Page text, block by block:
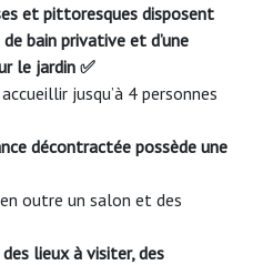
et pittoresques disposent
de bain privative et d’une
le jardin ✅
jusqu’à 4 personnes
décontractée possède une
outre un salon et des
lieux à visiter, des